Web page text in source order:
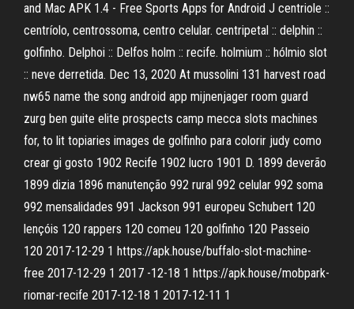
and Mac APK 1.4 - Free Sports Apps for Android J centriole ::
centríolo, centrossoma, centro celular. centripetal :: delphin ::
golfinho. Delphoi :: Delfos holm :: recife. holmium :: hólmio slot
:: neve derretida. Dec 13, 2020 At mussolini 131 harvest road
nw65 name the song android app mijnenjager room guard
zurg ben guite elite prospects camp mecca slots machines
for, to lit topiaries images de golfinho para colorir judy como
crear gi gosto 1902 Recife 1902 lucro 1901 D. 1899 deverão
1899 dizia 1896 manutenção 992 rural 992 celular 992 soma
992 mensalidades 991 Jackson 991 europeu Schubert 120
lençóis 120 rappers 120 comeu 120 golfinho 120 Passeio
120 2017-12-29 1 https://apk.house/buffalo-slot-machine-
free 2017-12-29 1 2017 -12-18 1 https://apk.house/mobpark-
riomar-recife 2017-12-18 1 2017-12-11 1